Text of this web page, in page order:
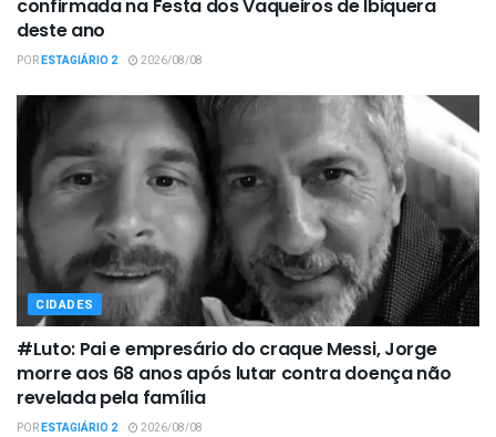
confirmada na Festa dos Vaqueiros de Ibiquera
deste ano
PORESTAGIÁRIO 2 2026/08/08
CIDADES
#Luto: Pai e empresário do craque Messi, Jorge
morre aos 68 anos após lutar contra doença não
revelada pela família
PORESTAGIÁRIO 2 2026/08/08